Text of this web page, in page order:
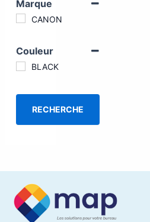
Marque
CANON
Couleur
BLACK
RECHERCHE